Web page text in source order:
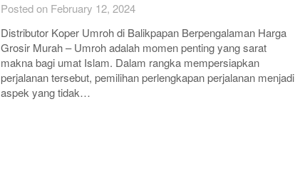
Posted on February 12, 2024
Distributor Koper Umroh di Balikpapan Berpengalaman Harga
Grosir Murah – Umroh adalah momen penting yang sarat
makna bagi umat Islam. Dalam rangka mempersiapkan
perjalanan tersebut, pemilihan perlengkapan perjalanan menjadi
aspek yang tidak…